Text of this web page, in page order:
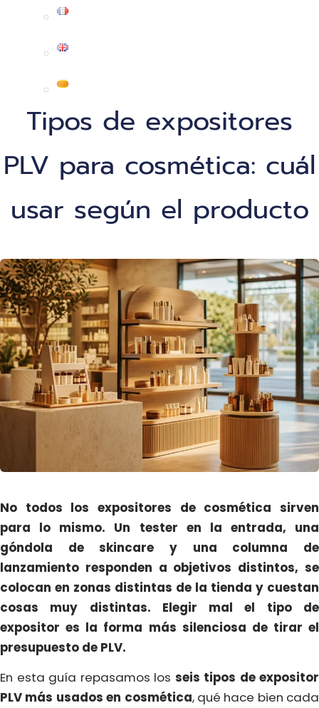
Tipos de expositores
PLV para cosmética: cuál
usar según el producto
No todos los expositores de cosmética sirven
para lo mismo. Un tester en la entrada, una
góndola de skincare y una columna de
lanzamiento responden a objetivos distintos, se
colocan en zonas distintas de la tienda y cuestan
cosas muy distintas. Elegir mal el tipo de
expositor es la forma más silenciosa de tirar el
presupuesto de PLV.
En esta guía repasamos los seis tipos de expositor
PLV más usados en cosmética, qué hace bien cada